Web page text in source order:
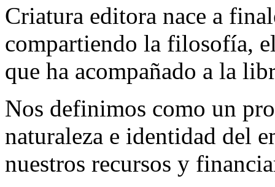
Criatura editora nace a
compartiendo la filosofía,
que ha acompañado a la
Nos definimos como un
naturaleza e identidad del
nuestros recursos y